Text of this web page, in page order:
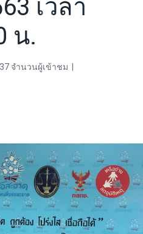
เวลา
น.
จำนวนผู้เข้าชม